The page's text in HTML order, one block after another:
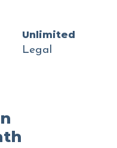
Unlimited
Legal